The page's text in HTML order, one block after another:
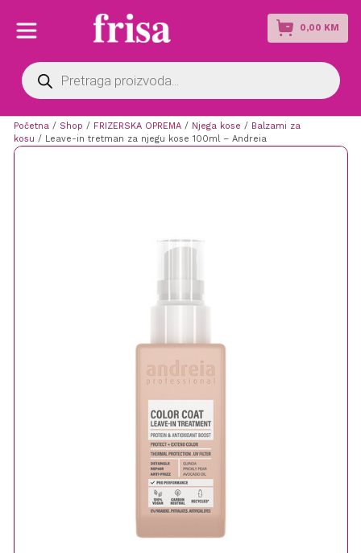
0,00 KM
Products
search
Početna / Shop / FRIZERSKA OPREMA/ Njega kose / Balzami za
kosu / Leave-in tretman za njegu kose 100ml – Andreia